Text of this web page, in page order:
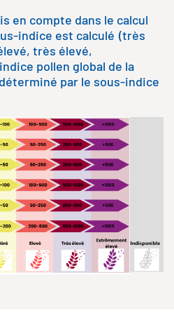
en compte dans le calcul
indice est calculé (très
très élevé,
pollen global de la
par le sous-indice